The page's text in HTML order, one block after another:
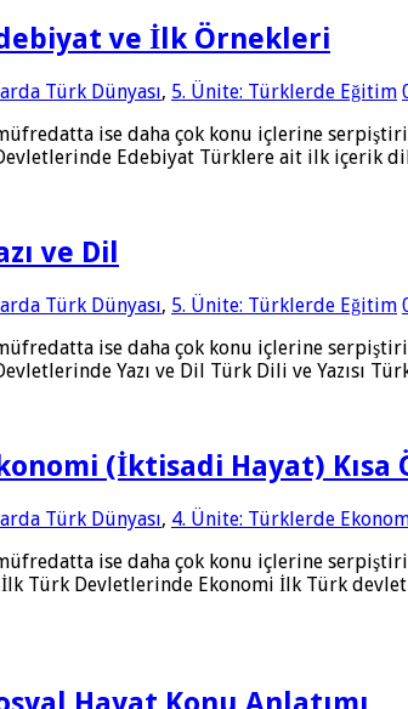
ve İlk Örnekleri
Türk Dünyası, 5. Ünite: Türklerde Eğitim
ise daha çok konu içlerine
Edebiyat Türklere ait ilk içerik
ve Dil
Türk Dünyası, 5. Ünite: Türklerde Eğitim
ise daha çok konu içlerine
Yazı ve Dil Türk Dili ve Yazısı
(İktisadi Hayat) Kısa
Türk Dünyası, 4. Ünite: Türklerde
ise daha çok konu içlerine
Türk Devletlerinde Ekonomi İlk Türk